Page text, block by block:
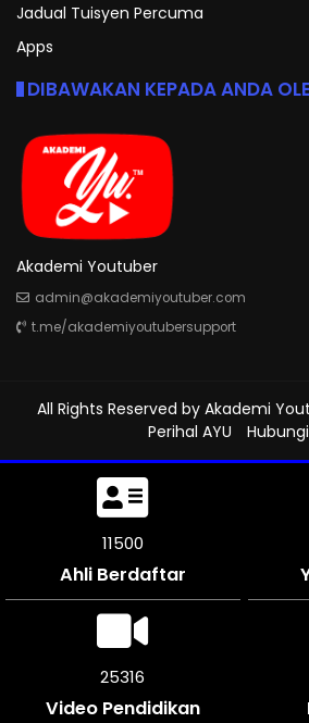
Jadual Tuisyen Percuma
Apps
DIBAWAKAN KEPADA ANDA
Akademi Youtuber
admin@akademiyoutuber.com
t.me/akademiyoutubersupport
All Rights Reserved by Akademi
Perihal AYU
11500
Ahli Berdaftar
25316
Video Pendidikan